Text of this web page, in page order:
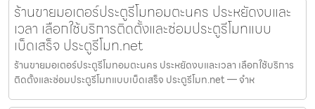
ร้านขายมอเตอร์ประตูรีโมทอมตะนคร ประหยัดงบและ
เวลา เลือกใช้บริการติดตั้งและซ่อมประตูรีโมทแบบ
เบ็ดเสร็จ ประตูรีโมท.net
ร้านขายมอเตอร์ประตูรีโมทอมตะนคร ประหยัดงบและเวลา เลือกใช้บริการ
ติดตั้งและซ่อมประตูรีโมทแบบเบ็ดเสร็จ ประตูรีโมท.net — จำห